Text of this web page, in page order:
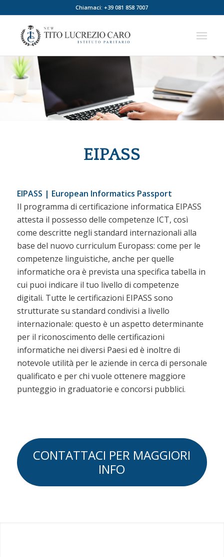
Chiamaci: +39 081 858 7007
EIPASS
EIPASS | European Informatics Passport
Il programma di certificazione informatica EIPASS
attesta il possesso delle competenze ICT, così
come descritte negli standard internazionali alla
base del nuovo curriculum Europass: come per le
competenze linguistiche, anche per quelle
informatiche ora è prevista una specifica tabella in
cui puoi indicare il tuo livello di competenze
digitali. Tutte le certificazioni EIPASS sono
strutturate su standard condivisi a livello
internazionale: questo è un aspetto determinante
per il riconoscimento delle certificazioni
informatiche nei diversi Paesi ed è inoltre di
notevole utilità per le aziende in cerca di personale
qualificato e per chi vuole ottenere maggiore
punteggio in graduatorie e concorsi pubblici.
CONTATTACI PER MAGGIORI
INFO